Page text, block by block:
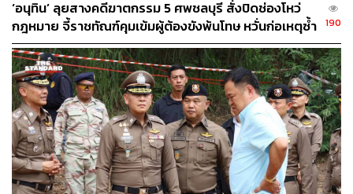
‘อนุทิน’ ลุยสางคดีฆาตกรรม 5 ศพชลบุรี สั่งปิดช่องโหว่
กฎหมาย จี้ราชทัณฑ์คุมเข้มผู้ต้องขังพ้นโทษ หวั่นก่อเหตุซ้ำ
รอย
190